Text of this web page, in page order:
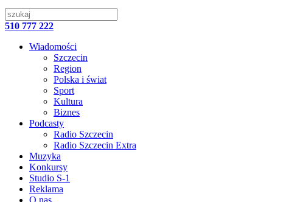
510 777 222
Wiadomości
Szczecin
Region
Polska i świat
Sport
Kultura
Biznes
Podcasty
Radio Szczecin
Radio Szczecin Extra
Muzyka
Konkursy
Studio S-1
Reklama